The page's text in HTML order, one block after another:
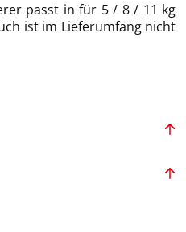
passt in für 5 / 8 / 11 kg
ist im Lieferumfang nicht